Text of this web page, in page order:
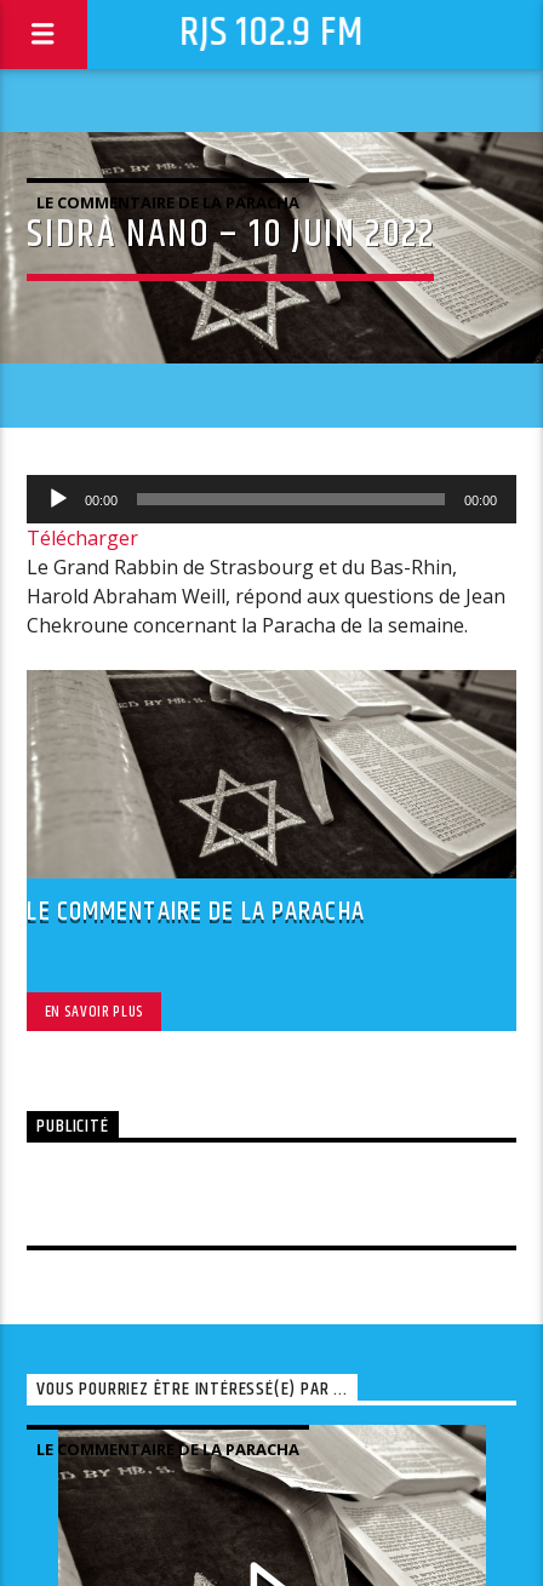
RJS 102.9 FM
LE COMMENTAIRE DE LA PARACHA
SIDRA NANO – 10 JUIN 2022
Lecteur
audio
00:00 00:00
Télécharger
Le Grand Rabbin de Strasbourg et du Bas-Rhin,
Harold Abraham Weill, répond aux questions de Jean
Chekroune concernant la Paracha de la semaine.
LE COMMENTAIRE DE LA PARACHA
EN SAVOIR PLUS
PUBLICITÉ
VOUS POURRIEZ ÊTRE INTÉRESSÉ(E) PAR ...
LE COMMENTAIRE DE LA PARACHA